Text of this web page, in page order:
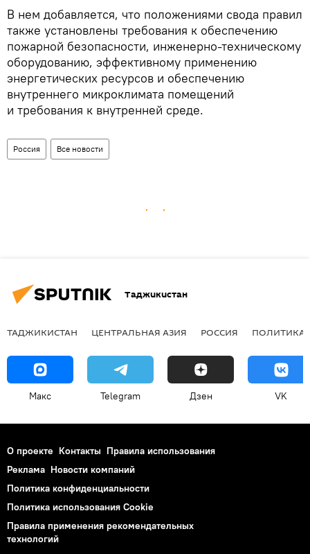
В нем добавляется, что положениями свода правил
также установлены требования к обеспечению
пожарной безопасности, инженерно-техническому
оборудованию, эффективному применению
энергетических ресурсов и обеспечению
внутреннего микроклимата помещений
и требования к внутренней среде.
Россия Все новости
Таджикистан
ТАДЖИКИСТАН ЦЕНТРАЛЬНАЯ АЗИЯ РОССИЯ ПОЛИТИКА
Макс Telegram Дзен VK
О проекте Контакты Правила использования
Реклама Новости компаний
Политика конфиденциальности
Политика использования Cookie
Правила применения рекомендательных
технологий